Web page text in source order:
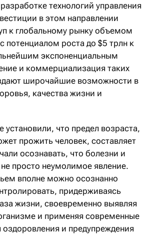
технологий управления
в этом направлении
к глобальному рынку объемом
потенциалом роста до $5 трлн к
экспоненциальным
и коммерциализация таких
широчайшие возможности в
качества жизни и
установили, что предел возраста,
прожить человек, составляет
осознавать, что болезни и
просто неумолимое явление.
вполне можно осознанно
придерживаясь
жизни, своевременно выявляя
и применяя современные
оздоровления и предупреждения